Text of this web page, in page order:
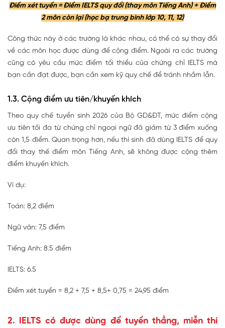
Điểm xét tuyển = Điểm IELTS quy đổi (thay môn Tiếng Anh) + Điểm
2 môn còn lại (học bạ trung bình lớp 10, 11, 12)
Công thức này ở các trường là khác nhau, có thể có sự thay đổi
về các môn học được dùng để cộng điểm. Ngoài ra các trường
cũng có yêu cầu mức điểm tối thiểu của chứng chỉ IELTS mà
bạn cần đạt được, bạn cần xem kỹ quy chế để tránh nhầm lẫn.
1.3. Cộng điểm ưu tiên/khuyến khích
Theo quy chế tuyển sinh 2026 của Bộ GD&ĐT, mức điểm cộng
ưu tiên tối đa từ chứng chỉ ngoại ngữ đã giảm từ 3 điểm xuống
còn1,5 điểm. Quan trọng hơn, nếu thí sinh đã dùng IELTS để quy
đổi thay thế điểm môn Tiếng Anh, sẽ không được cộng thêm
điểm khuyến khích.
Ví dụ:
Toán: 8,2 điểm
Ngữ văn: 7,5 điểm
Tiếng Anh: 8.5 điểm
IELTS: 6.5
Điểm xét tuyển = 8,2 + 7,5 + 8,5+ 0,75 = 24,95 điểm
2. IELTS có được dùng để tuyển thẳng, miễn thi